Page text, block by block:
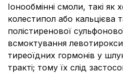
Іонообмінні смоли, такі як
колестипол або кальцієва
полістиренової
всмоктування
тиреоїдних гормонів у
тракті; тому їх слід